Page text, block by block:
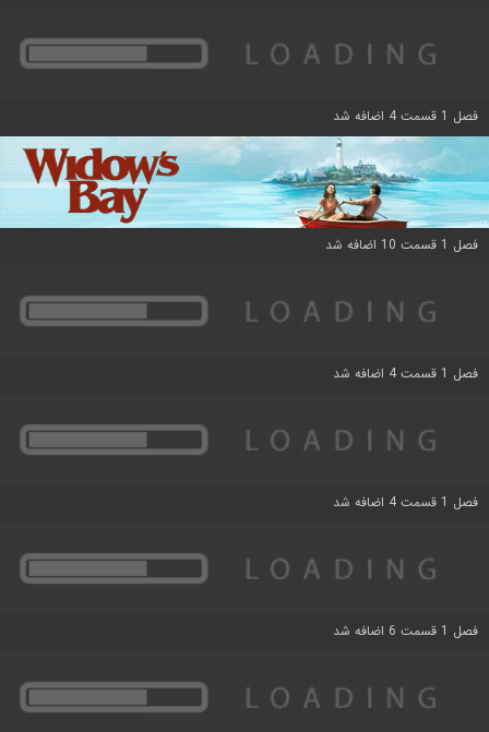
فصل 1 قسمت 4 اضافه شد
فصل 1 قسمت 10 اضافه شد
فصل 1 قسمت 4 اضافه شد
فصل 1 قسمت 4 اضافه شد
فصل 1 قسمت 6 اضافه شد